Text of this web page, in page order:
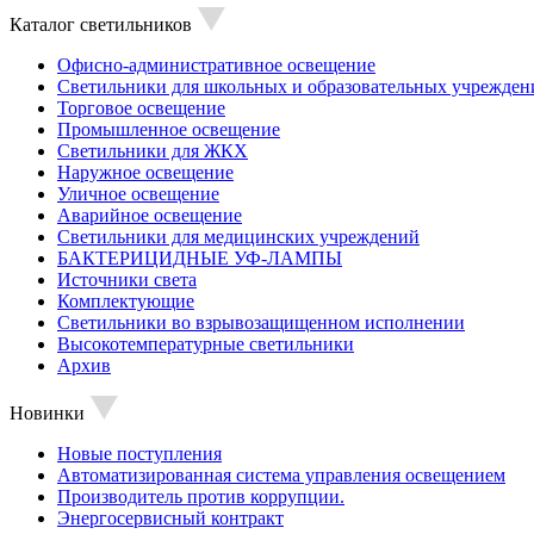
Каталог светильников
Офисно-административное освещение
Светильники для школьных и образовательных
Торговое освещение
Промышленное освещение
Светильники для ЖКХ
Наружное освещение
Уличное освещение
Аварийное освещение
Светильники для медицинских учреждений
БАКТЕРИЦИДНЫЕ УФ-ЛАМПЫ
Источники света
Комплектующие
Светильники во взрывозащищенном исполнении
Высокотемпературные светильники
Архив
Новинки
Новые поступления
Автоматизированная система управления освещением
Производитель против коррупции.
Энергосервисный контракт